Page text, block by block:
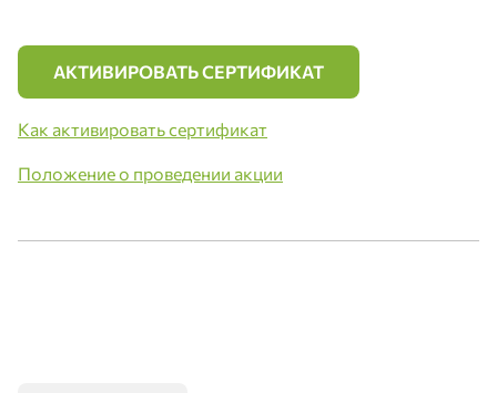
АКТИВИРОВАТЬ СЕРТИФИКАТ
Как активировать сертификат
Положение о проведении акции